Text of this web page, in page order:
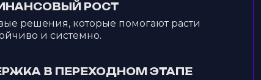
РОСТ
решения, которые помогают расти
и системно.
В ПЕРЕХОДНОМ ЭТАПЕ